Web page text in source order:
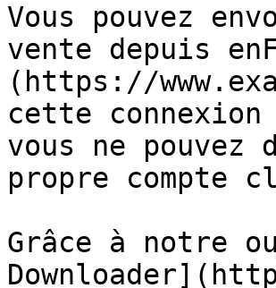
Vous pouvez
vente depuis
(https://
cette
vous ne
propre compte
Grâce à notre